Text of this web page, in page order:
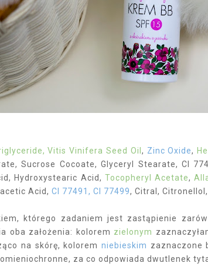
Vitis Vinifera Seed Oil, Zinc Oxide,
Sucrose Cocoate, Glyceryl Stearate, CI
Hydroxystearic Acid, Tocopheryl Acetate,
Acid, CI 77491, CI 77499, Citral,
którego zadaniem jest zastąpienie
oba założenia: kolorem zielonym
na skórę, kolorem niebieskim zaznaczone
za co odpowiada dwutlenek